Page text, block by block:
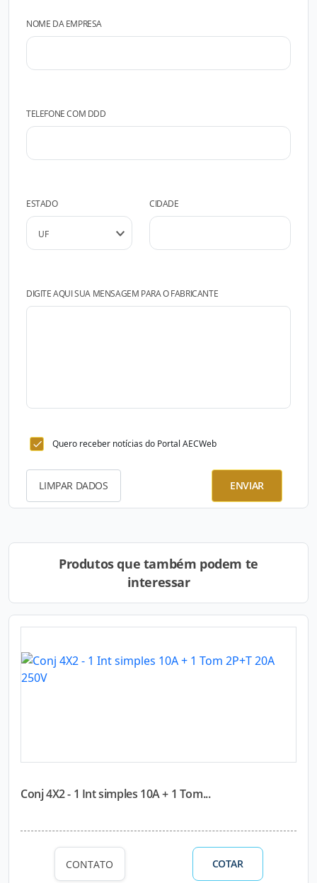
NOME DA EMPRESA
TELEFONE COM DDD
ESTADO CIDADE
DIGITE AQUI SUA MENSAGEM PARA O FABRICANTE
Quero receber notícias do Portal AECWeb
LIMPAR DADOS ENVIAR
Produtos que também podem te
interessar
Conj 4X2 - 1 Int simples 10A + 1 Tom...
CONTATO COTAR